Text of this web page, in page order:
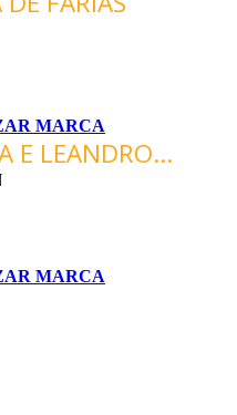
MARCA
E LEANDRO...
MARCA